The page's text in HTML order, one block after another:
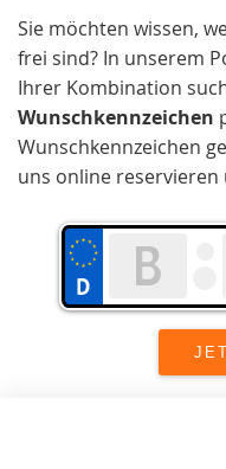
Sie möchten wissen,
frei sind? In unserem
Ihrer Kombination
Wunschkennzeichen
Wunschkennzeichen
uns online reservieren
Wir setzen uns in